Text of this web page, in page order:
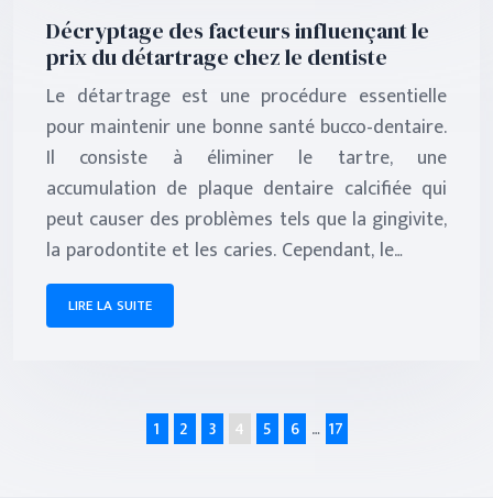
Décryptage des facteurs influençant le
prix du détartrage chez le dentiste
Le détartrage est une procédure essentielle
pour maintenir une bonne santé bucco-dentaire.
Il consiste à éliminer le tartre, une
accumulation de plaque dentaire calcifiée qui
peut causer des problèmes tels que la gingivite,
la parodontite et les caries. Cependant, le…
LIRE LA SUITE
1 2 3 4 5 6 … 17